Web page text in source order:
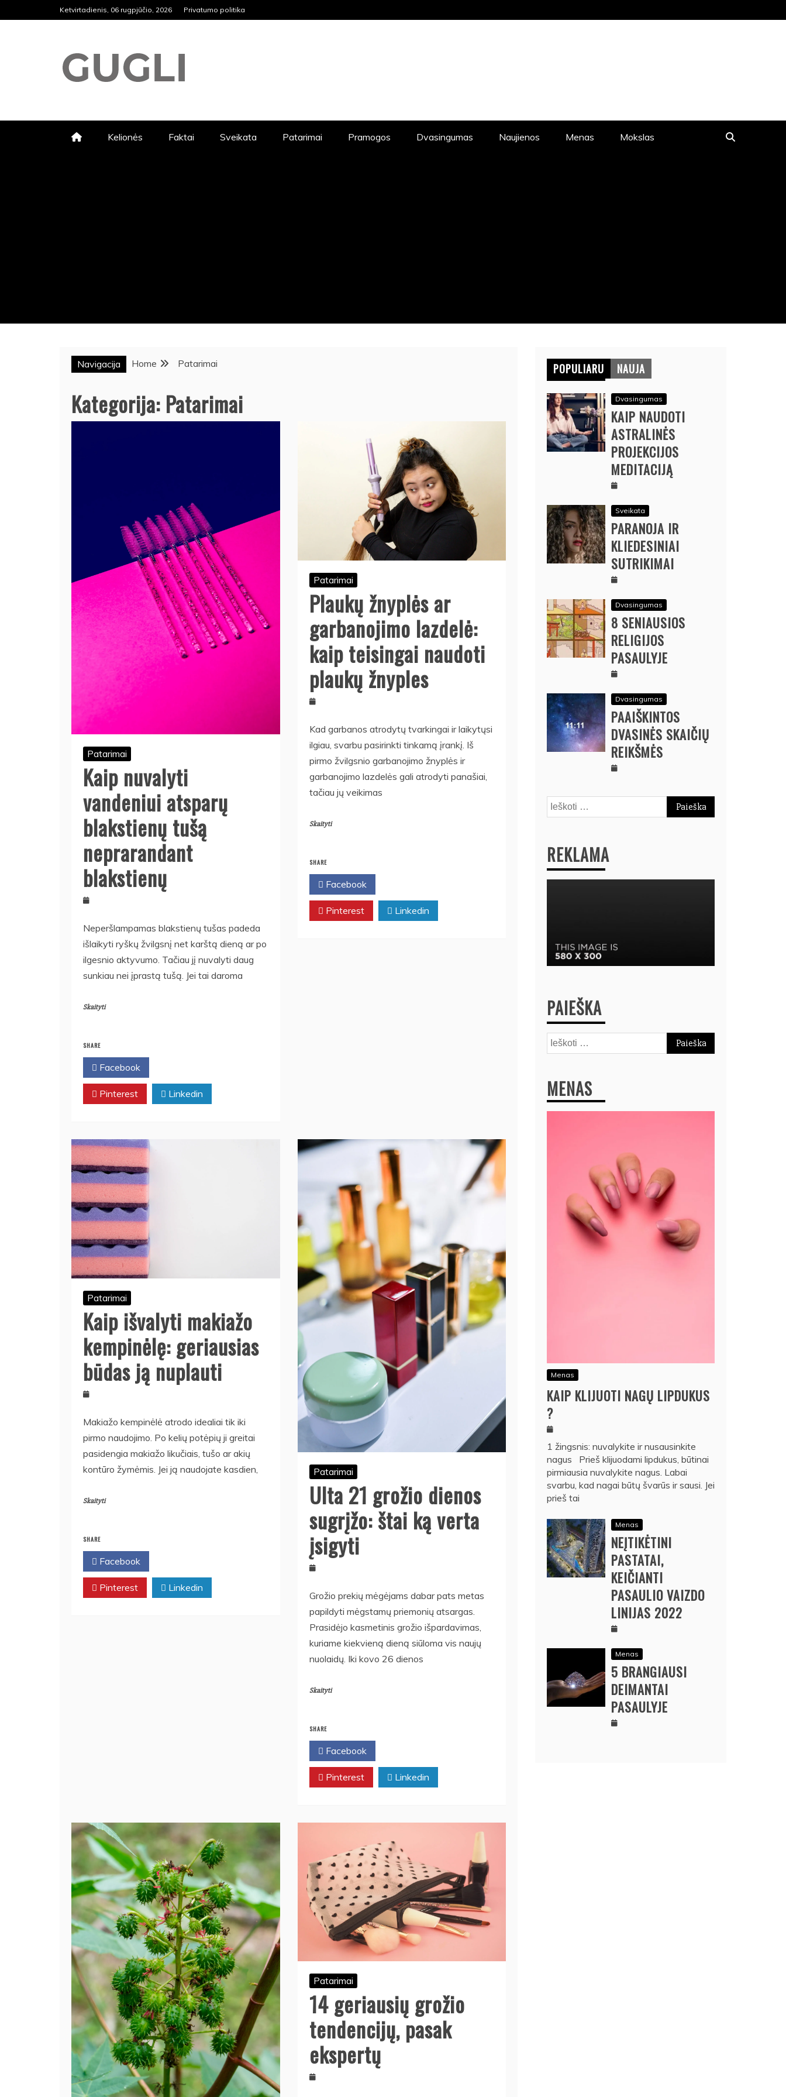
to
Ketvirtadienis, 06 rugpjūčio, 2026 Privatumo politika
GUGLI
VIKTORINOS, SVEIKATOS NAUJIENOS, POPULIARIAUSIOS NAUJIENOS
Kelionės Faktai Sveikata Patarimai Pramogos Dvasingumas Naujienos Menas Mokslas
Navigacija Home Patarimai
Kategorija: Patarimai
Patarimai
Kaip nuvalyti
vandeniui atsparų
blakstienų tušą
neprarandant
blakstienų
Neperšlampamas blakstienų tušas padeda
išlaikyti ryškų žvilgsnį net karštą dieną ar po
ilgesnio aktyvumo. Tačiau jį nuvalyti daug
sunkiau nei įprastą tušą. Jei tai daroma
Skaityti
SHARE
Facebook
Pinterest Linkedin
Patarimai
Plaukų žnyplės ar
garbanojimo lazdelė:
kaip teisingai naudoti
plaukų žnyples
Kad garbanos atrodytų tvarkingai ir laikytųsi
ilgiau, svarbu pasirinkti tinkamą įrankį. Iš
pirmo žvilgsnio garbanojimo žnyplės ir
garbanojimo lazdelės gali atrodyti panašiai,
tačiau jų veikimas
Skaityti
SHARE
Facebook
Pinterest Linkedin
Patarimai
Kaip išvalyti makiažo
kempinėlę: geriausias
būdas ją nuplauti
Makiažo kempinėlė atrodo idealiai tik iki
pirmo naudojimo. Po kelių potėpių ji greitai
pasidengia makiažo likučiais, tušo ar akių
kontūro žymėmis. Jei ją naudojate kasdien,
Skaityti
SHARE
Facebook
Pinterest Linkedin
Patarimai
Ulta 21 grožio dienos
sugrįžo: štai ką verta
įsigyti
Grožio prekių mėgėjams dabar pats metas
papildyti mėgstamų priemonių atsargas.
Prasidėjo kasmetinis grožio išpardavimas,
kuriame kiekvieną dieną siūloma vis naujų
nuolaidų. Iki kovo 26 dienos
Skaityti
SHARE
Facebook
Pinterest Linkedin
Patarimai
14 geriausių grožio
tendencijų, pasak
ekspertų
POPULIARU NAUJA
Dvasingumas
KAIP NAUDOTI
ASTRALINĖS
PROJEKCIJOS
MEDITACIJĄ
Sveikata
PARANOJA IR
KLIEDESINIAI
SUTRIKIMAI
Dvasingumas
8 SENIAUSIOS
RELIGIJOS
PASAULYJE
Dvasingumas
PAAIŠKINTOS
DVASINĖS SKAIČIŲ
REIKŠMĖS
Ieškoti:
REKLAMA
PAIEŠKA
Ieškoti:
MENAS
Menas
KAIP KLIJUOTI NAGŲ LIPDUKUS
?
1 žingsnis: nuvalykite ir nusausinkite
nagus Prieš klijuodami lipdukus, būtinai
pirmiausia nuvalykite nagus. Labai
svarbu, kad nagai būtų švarūs ir sausi. Jei
prieš tai
Menas
NEĮTIKĖTINI
PASTATAI,
KEIČIANTI
PASAULIO VAIZDO
LINIJAS 2022
Menas
5 BRANGIAUSI
DEIMANTAI
PASAULYJE